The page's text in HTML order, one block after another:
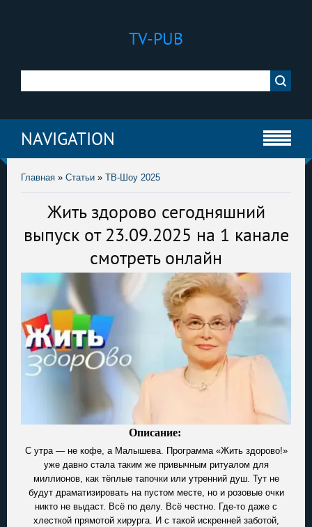
TV-PUB
NAVIGATION
Главная » Статьи » ТВ-Шоу 2025
Жить здорово сегодняшний
выпуск от 23.09.2025 на 1 канале
смотреть онлайн
Описание:
С утра — не кофе, а Малышева. Программа «Жить здорово!»
уже давно стала таким же привычным ритуалом для
миллионов, как тёплые тапочки или утренний душ. Тут не
будут драматизировать на пустом месте, но и розовые очки
никто не выдаст. Всё по делу. Всё честно. Где-то даже с
хлесткой прямотой хирурга. И с такой искренней заботой,